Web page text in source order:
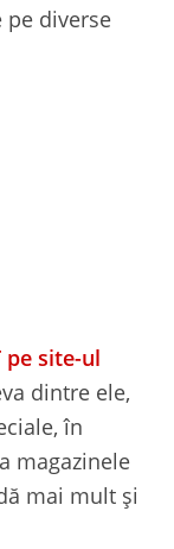
diverse
pe site-ul
dintre ele,
în
magazinele
mai mult și